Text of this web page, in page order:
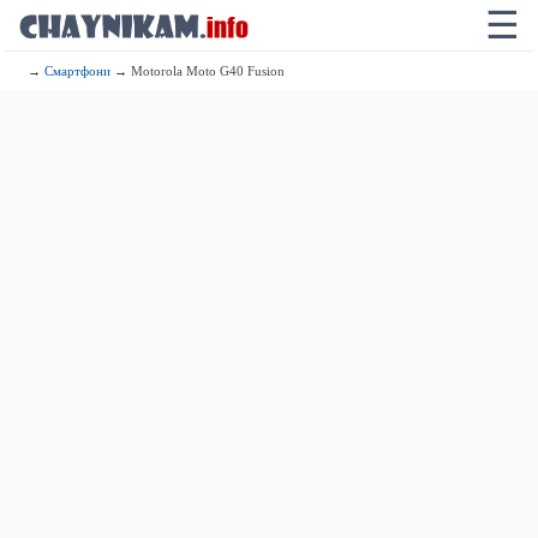
☰
→Смартфони → Motorola Moto G40 Fusion